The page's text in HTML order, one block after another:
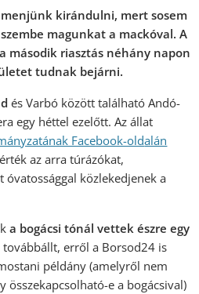
kirándulni, mert sosem
magunkat a mackóval. A
második riasztás néhány napon
tudnak bejárni.
és Varbó között található Andó-
egy héttel ezelőtt. Az állat
Facebook-oldalán
az arra túrázókat,
közlekedjenek a
a bogácsi tónál vettek észre egy
erről a Borsod24 is
példány (amelyről nem
összekapcsolható-e a bogácsival)